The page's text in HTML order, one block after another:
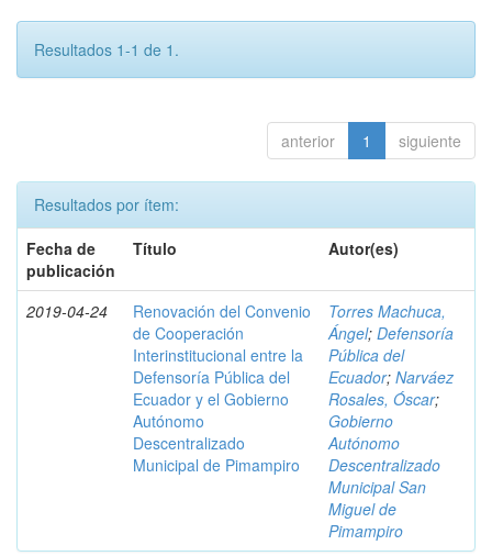
Resultados 1-1 de 1.
anterior 1 siguiente
Resultados por ítem:
Fecha de
publicación
Título Autor(es)
2019-04-24
Renovación del Convenio
de Cooperación
Interinstitucional entre la
Defensoría Pública del
Ecuador y el Gobierno
Autónomo
Descentralizado
Municipal de Pimampiro
Torres Machuca,
Ángel; Defensoría
Pública del
Ecuador; Narváez
Rosales, Óscar;
Gobierno
Autónomo
Descentralizado
Municipal San
Miguel de
Pimampiro